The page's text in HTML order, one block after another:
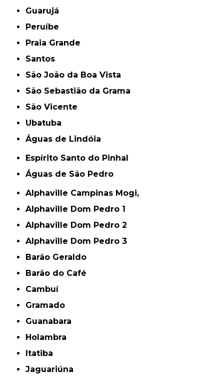
Guarujá
Peruíbe
Praia Grande
Santos
São João da Boa Vista
São Sebastião da Grama
São Vicente
Ubatuba
Águas de Lindóia
Espírito Santo do Pinhal
Águas de São Pedro
Alphaville Campinas Mogi,
Alphaville Dom Pedro 1
Alphaville Dom Pedro 2
Alphaville Dom Pedro 3
Barão Geraldo
Barão do Café
Cambuí
Gramado
Guanabara
Holambra
Itatiba
Jaguariúna